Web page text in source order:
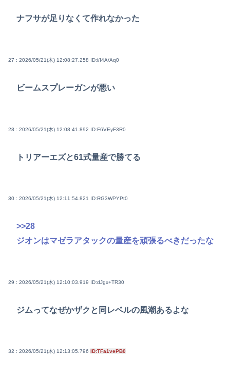
ナフサが足りなくて作れなかった
27 : 2026/05/21(木) 12:08:27.258 ID:i/I4A/Aq0
ビームスプレーガンが悪い
28 : 2026/05/21(木) 12:08:41.892 ID:F6VEyF3R0
トリアーエズと61式量産で勝てる
30 : 2026/05/21(木) 12:11:54.821 ID:RG3WPYPt0
>>28
ジオンはマゼラアタックの量産を頑張るべきだったな
29 : 2026/05/21(木) 12:10:03.919 ID:dJgx+TR30
ジムってなぜかザクと同レベルの風潮あるよな
32 : 2026/05/21(木) 12:13:05.796 ID:TFa1vePB0